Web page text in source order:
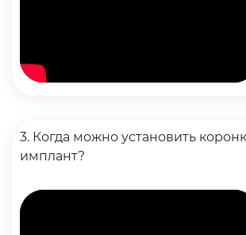
3. Когда можно установить
имплант?